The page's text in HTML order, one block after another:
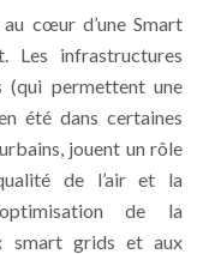
cœur d’une Smart
Les infrastructures
(qui permettent une
été dans certaines
jouent un rôle
de l’air et la
de la
smart grids et aux